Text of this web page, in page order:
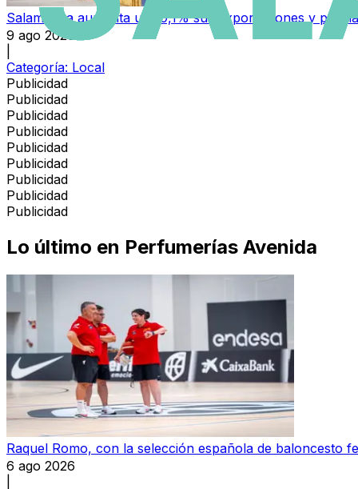
Salamanca aumenta un 10,1% sus exportaciones y
9 ago 2026
Categoría: Local
Publicidad
Publicidad
Publicidad
Publicidad
Publicidad
Publicidad
Publicidad
Publicidad
Publicidad
Lo último en Perfumerías Avenida
Raquel Romo, con la selección española de baloncesto
6 ago 2026